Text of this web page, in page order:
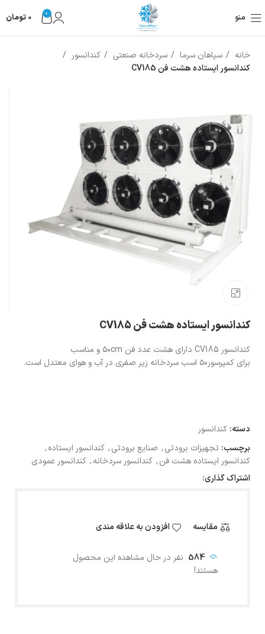
منو 0
0 تومان
خانه سپاهان سرما سردخانه صنعتی
کندانسور
کندانسور ایستاده هشت فن CV185
کندانسور ایستاده هشت فن CV185
کندانسور CV185 دارای هشت عدد فن ۵۰cm و مناسب
برای کمپرسور۵۰ اسب سردخانه زیر صفری در آب و هوای معتدل است.
دسته: کندانسور
برچسب: تجهیزات برودتی, صنایع برودتی, کندانسور ایستاده,
کندانسور ایستاده هشت فن, کندانسور سردخانه, کندانسور عمودی
اشتراک گذاری:
مقایسه افزودن به علاقه مندی
584 نفر در حال مشاهده این محصول
هستند!